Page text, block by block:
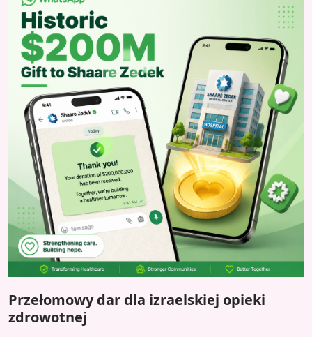
API
Warunki
Blog
Przełomowy dar dla izraelskiej opieki
zdrowotnej